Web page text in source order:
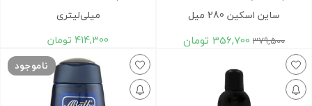
ساین اسکین 280 میل
379,500
356,700 تومان
میلی‌لیتری
414,300 تومان
ناموجود